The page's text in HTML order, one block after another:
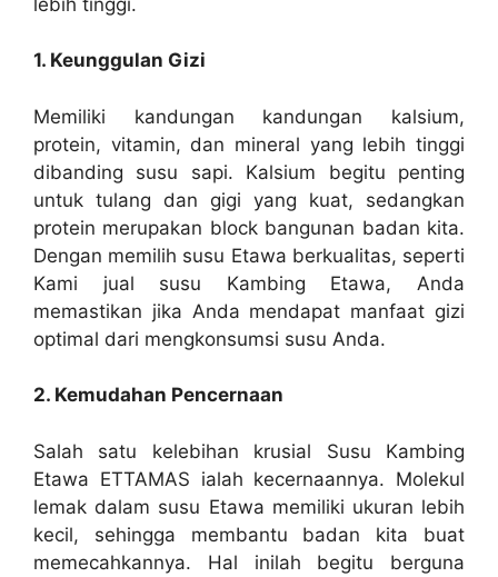
1. Keunggulan Gizi
Memiliki kandungan kandungan kalsium,
protein, vitamin, dan mineral yang lebih tinggi
dibanding susu sapi. Kalsium begitu penting
untuk tulang dan gigi yang kuat, sedangkan
protein merupakan block bangunan badan kita.
Dengan memilih susu Etawa berkualitas, seperti
Kami jual susu Kambing Etawa, Anda
memastikan jika Anda mendapat manfaat gizi
optimal dari mengkonsumsi susu Anda.
2. Kemudahan Pencernaan
Salah satu kelebihan krusial Susu Kambing
Etawa ETTAMAS ialah kecernaannya. Molekul
lemak dalam susu Etawa memiliki ukuran lebih
kecil, sehingga membantu badan kita buat
memecahkannya. Hal inilah begitu berguna